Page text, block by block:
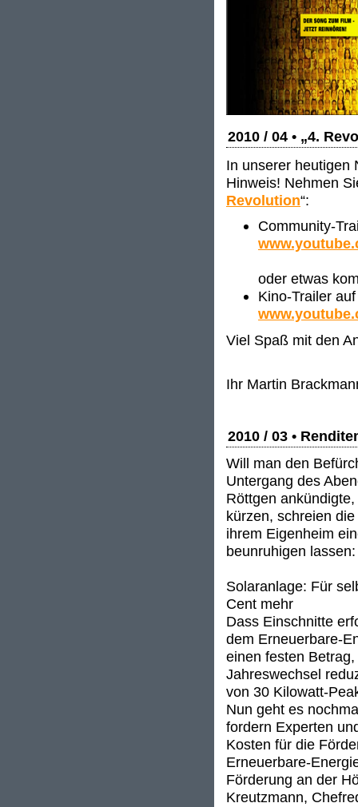
2010 / 04 • „4.
In unserer heutigen
Hinweis! Nehmen
Revolution“:
Community-
oder etwas
Kino-Trailer
Viel Spaß mit den
Ihr Martin
2010 / 03 •
Will man den
Untergang des
Röttgen
kürzen, schreien
ihrem Eigenheim
beunruhigen
Solaranlage: Für
Cent mehr
Dass Einschnitte
dem Erneuerbare-
einen festen
Jahreswechsel
von 30 Kilowatt-
Nun geht es
fordern Experten
Kosten für die
Erneuerbare-
Förderung an der
Kreutzmann,